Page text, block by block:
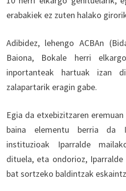
erabakiek ez zuten halako
Adibidez, lehengo ACBAn
Baiona, Bokale herri
inportanteak hartuak izan
zalapartarik eragin gabe.
Egia da etxebizitzaren
baina elementu berria da
instituzioak Iparralde
dituela, eta ondorioz,
bat sortzeko baldintzak